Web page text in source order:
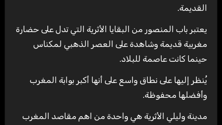
القديمة.
يعتبر باب المنصور من البقايا الأثرية التي تدل على حضارة
مغربية قديمة وشاهدة على العصر الذهبي لمكناس
حينما كانت عاصمة للبلاد.
يُنظر إليها على نطاق واسع على أنها أكبر بوابة المغرب
وأفضلها محفوظة.
مدينة وليلي الأثرية هي واحدة من اهم مقاصد المغرب